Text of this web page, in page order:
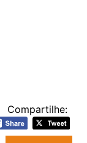
Compartilhe: